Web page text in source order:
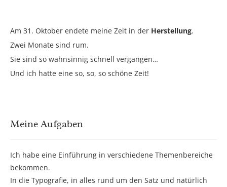
Am 31. Oktober endete meine Zeit in der Herstellung.
Zwei Monate sind rum.
Sie sind so wahnsinnig schnell vergangen…
Und ich hatte eine so, so, so schöne Zeit!
Meine Aufgaben
Ich habe eine Einführung in verschiedene Themenbereiche
bekommen.
In die Typografie, in alles rund um den Satz und natürlich